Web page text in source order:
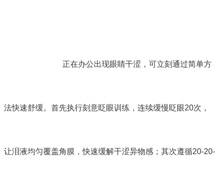
正在办公出现眼睛干涩，可立刻通过简单方
法快速舒缓。首先执行刻意眨眼训练，连续缓慢眨眼20次，
让泪液均匀覆盖角膜，快速缓解干涩异物感；其次遵循20-20-